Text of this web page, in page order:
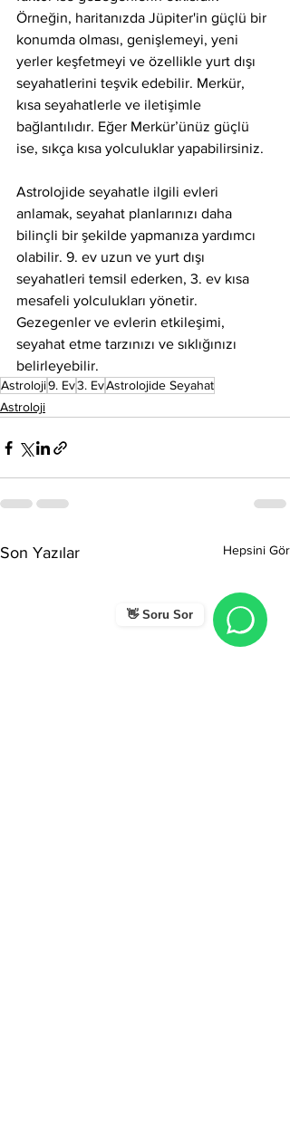
👋 Soru Sor
Örneğin, haritanızda Jüpiter'in güçlü bir
konumda olması, genişlemeyi, yeni
yerler keşfetmeyi ve özellikle yurt dışı
seyahatlerini teşvik edebilir. Merkür,
kısa seyahatlerle ve iletişimle
bağlantılıdır. Eğer Merkür’ünüz güçlü
ise, sıkça kısa yolculuklar yapabilirsiniz.
Astrolojide seyahatle ilgili evleri
anlamak, seyahat planlarınızı daha
bilinçli bir şekilde yapmanıza yardımcı
olabilir. 9. ev uzun ve yurt dışı
seyahatleri temsil ederken, 3. ev kısa
mesafeli yolculukları yönetir.
Gezegenler ve evlerin etkileşimi,
seyahat etme tarzınızı ve sıklığınızı
belirleyebilir.
Astroloji9. Ev3. EvAstrolojide Seyahat
Astroloji
Son Yazılar Hepsini Gör